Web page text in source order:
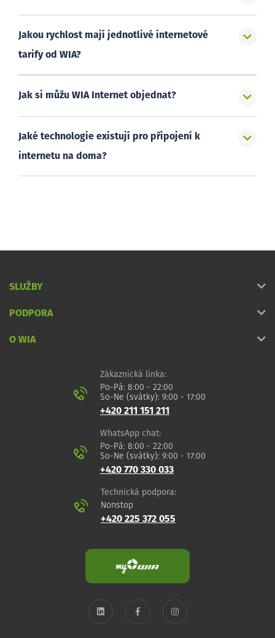
Jakou rychlost mají jednotlivé internetové
tarify od WIA?
Jak si můžu WIA Internet objednat?
Jaké technologie existují pro připojení k
internetu na doma?
SLUŽBY
PODPORA
O WIA
Zákaznická linka:
Po-Pá: 8:00 - 22:00
So-Ne (svátky): 9:00 - 17:00
+420 211 151 211
WhatsApp chat:
Po-Pá: 8:00 - 22:00
So-Ne (svátky): 9:00 - 17:00
+420 770 330 033
Technická podpora:
Nonstop
+420 225 372 055